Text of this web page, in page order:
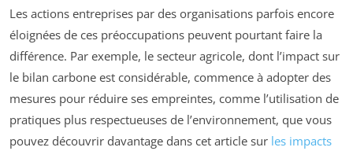
Les actions entreprises par des organisations parfois encore
éloignées de ces préoccupations peuvent pourtant faire la
différence. Par exemple, le secteur agricole, dont l’impact sur
le bilan carbone est considérable, commence à adopter des
mesures pour réduire ses empreintes, comme l’utilisation de
pratiques plus respectueuses de l’environnement, que vous
pouvez découvrir davantage dans cet article sur les impacts